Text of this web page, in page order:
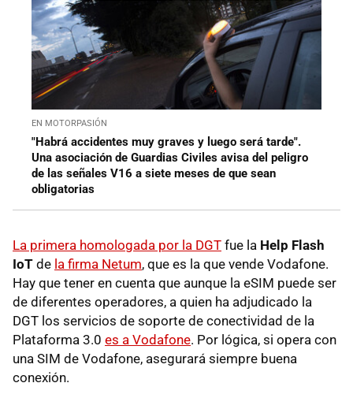
EN MOTORPASIÓN
"Habrá accidentes muy graves y luego será tarde".
Una asociación de Guardias Civiles avisa del peligro
de las señales V16 a siete meses de que sean
obligatorias
La primera homologada por la DGT fue la Help Flash
IoT de la firma Netum, que es la que vende Vodafone.
Hay que tener en cuenta que aunque la eSIM puede ser
de diferentes operadores, a quien ha adjudicado la
DGT los servicios de soporte de conectividad de la
Plataforma 3.0 es a Vodafone. Por lógica, si opera con
una SIM de Vodafone, asegurará siempre buena
conexión.